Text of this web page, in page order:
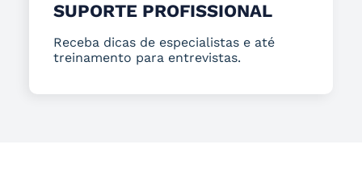
SUPORTE PROFISSIONAL
Receba dicas de especialistas e até
treinamento para entrevistas.